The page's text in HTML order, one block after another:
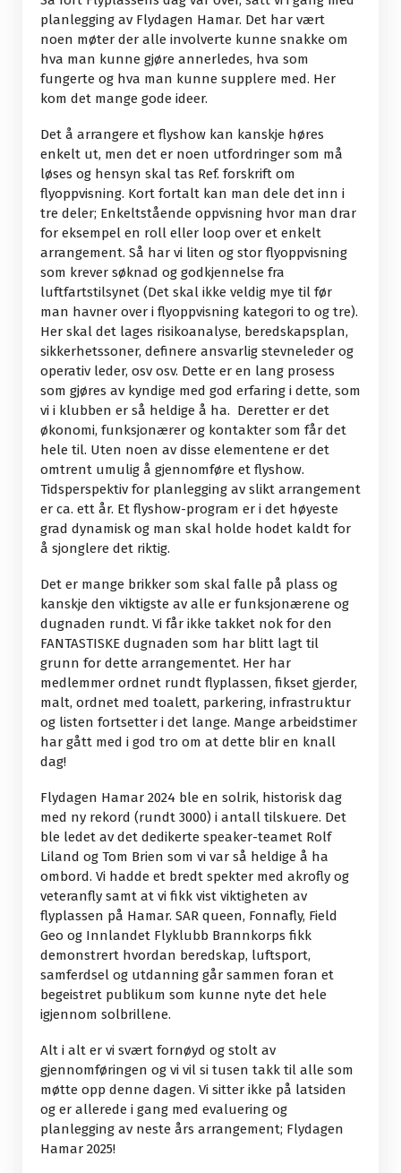
planlegging av Flydagen Hamar. Det har vært
noen møter der alle involverte kunne snakke om
hva man kunne gjøre annerledes, hva som
fungerte og hva man kunne supplere med. Her
kom det mange gode ideer.
Det å arrangere et flyshow kan kanskje høres
enkelt ut, men det er noen utfordringer som må
løses og hensyn skal tas Ref. forskrift om
flyoppvisning. Kort fortalt kan man dele det inn i
tre deler; Enkeltstående oppvisning hvor man drar
for eksempel en roll eller loop over et enkelt
arrangement. Så har vi liten og stor flyoppvisning
som krever søknad og godkjennelse fra
luftfartstilsynet (Det skal ikke veldig mye til før
man havner over i flyoppvisning kategori to og tre).
Her skal det lages risikoanalyse, beredskapsplan,
sikkerhetssoner, definere ansvarlig stevneleder og
operativ leder, osv osv. Dette er en lang prosess
som gjøres av kyndige med god erfaring i dette, som
vi i klubben er så heldige å ha. Deretter er det
økonomi, funksjonærer og kontakter som får det
hele til. Uten noen av disse elementene er det
omtrent umulig å gjennomføre et flyshow.
Tidsperspektiv for planlegging av slikt arrangement
er ca. ett år. Et flyshow-program er i det høyeste
grad dynamisk og man skal holde hodet kaldt for
å sjonglere det riktig.
Det er mange brikker som skal falle på plass og
kanskje den viktigste av alle er funksjonærene og
dugnaden rundt. Vi får ikke takket nok for den
FANTASTISKE dugnaden som har blitt lagt til
grunn for dette arrangementet. Her har
medlemmer ordnet rundt flyplassen, fikset gjerder,
malt, ordnet med toalett, parkering, infrastruktur
og listen fortsetter i det lange. Mange arbeidstimer
har gått med i god tro om at dette blir en knall
dag!
Flydagen Hamar 2024 ble en solrik, historisk dag
med ny rekord (rundt 3000) i antall tilskuere. Det
ble ledet av det dedikerte speaker-teamet Rolf
Liland og Tom Brien som vi var så heldige å ha
ombord. Vi hadde et bredt spekter med akrofly og
veteranfly samt at vi fikk vist viktigheten av
flyplassen på Hamar. SAR queen, Fonnafly, Field
Geo og Innlandet Flyklubb Brannkorps fikk
demonstrert hvordan beredskap, luftsport,
samferdsel og utdanning går sammen foran et
begeistret publikum som kunne nyte det hele
igjennom solbrillene.
Alt i alt er vi svært fornøyd og stolt av
gjennomføringen og vi vil si tusen takk til alle som
møtte opp denne dagen. Vi sitter ikke på latsiden
og er allerede i gang med evaluering og
planlegging av neste års arrangement; Flydagen
Hamar 2025!